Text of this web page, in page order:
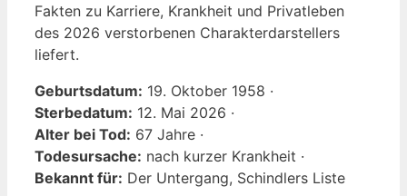
Fakten zu Karriere, Krankheit und Privatleben
des 2026 verstorbenen Charakterdarstellers
liefert.
Geburtsdatum: 19. Oktober 1958 ·
Sterbedatum: 12. Mai 2026 ·
Alter bei Tod: 67 Jahre ·
Todesursache: nach kurzer Krankheit ·
Bekannt für: Der Untergang, Schindlers Liste